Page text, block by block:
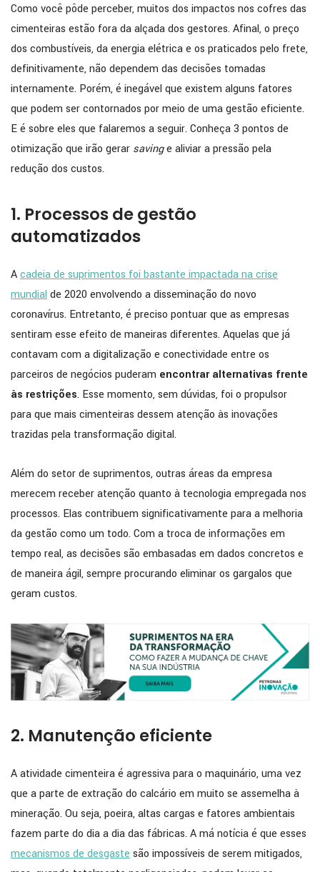
Como você pôde perceber, muitos dos impactos nos cofres das
cimenteiras estão fora da alçada dos gestores. Afinal, o preço
dos combustíveis, da energia elétrica e os praticados pelo frete,
definitivamente, não dependem das decisões tomadas
internamente. Porém, é inegável que existem alguns fatores
que podem ser contornados por meio de uma gestão eficiente.
E é sobre eles que falaremos a seguir. Conheça 3 pontos de
otimização que irão gerar savinge aliviar a pressão pela
redução dos custos.
1. Processos de gestão
automatizados
Acadeia de suprimentos foi bastante impactada na crise
mundial de 2020 envolvendo a disseminação do novo
coronavírus. Entretanto, é preciso pontuar que as empresas
sentiram esse efeito de maneiras diferentes. Aquelas que já
contavam com a digitalização e conectividade entre os
parceiros de negócios puderam encontrar alternativas frente
às restrições. Esse momento, sem dúvidas, foi o propulsor
para que mais cimenteiras dessem atenção às inovações
trazidas pela transformação digital.
Além do setor de suprimentos, outras áreas da empresa
merecem receber atenção quanto à tecnologia empregada nos
processos. Elas contribuem significativamente para a melhoria
da gestão como um todo. Com a troca de informações em
tempo real, as decisões são embasadas em dados concretos e
de maneira ágil, sempre procurando eliminar os gargalos que
geram custos.
2. Manutenção eficiente
A atividade cimenteira é agressiva para o maquinário, uma vez
que a parte de extração do calcário em muito se assemelha à
mineração. Ou seja, poeira, altas cargas e fatores ambientais
fazem parte do dia a dia das fábricas. A má notícia é que esses
mecanismos de desgaste são impossíveis de serem mitigados,